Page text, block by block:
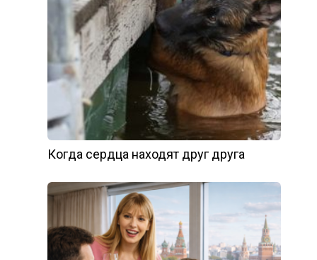
Когда сердца находят друг друга